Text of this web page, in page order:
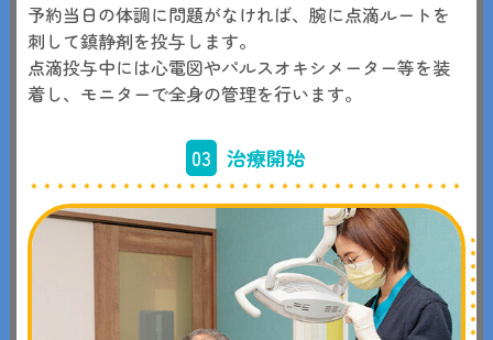
予約当日の体調に問題がなければ、腕に点滴ルートを
刺して鎮静剤を投与します。
点滴投与中には心電図やパルスオキシメーター等を装
着し、モニターで全身の管理を行います。
03 治療開始